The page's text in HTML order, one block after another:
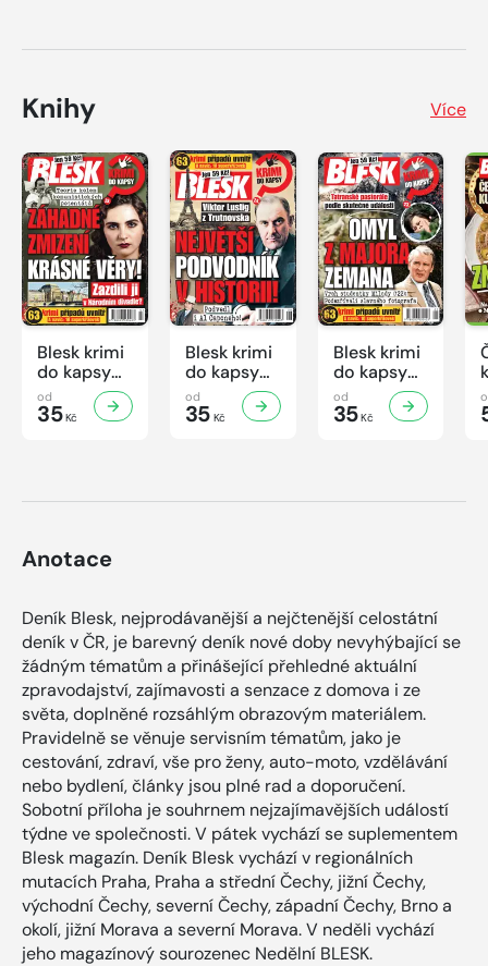
Knihy Více
Blesk krimi
do kapsy
č.7/2026
od
35Kč
Blesk krimi
do kapsy
č.6/2026
od
35Kč
Blesk krimi
do kapsy
č.5/2026
od
35Kč
Anotace
Deník Blesk, nejprodávanější a nejčtenější celostátní
deník v ČR, je barevný deník nové doby nevyhýbající se
žádným tématům a přinášející přehledné aktuální
zpravodajství, zajímavosti a senzace z domova i ze
světa, doplněné rozsáhlým obrazovým materiálem.
Pravidelně se věnuje servisním tématům, jako je
cestování, zdraví, vše pro ženy, auto-moto, vzdělávání
nebo bydlení, články jsou plné rad a doporučení.
Sobotní příloha je souhrnem nejzajímavějších událostí
týdne ve společnosti. V pátek vychází se suplementem
Blesk magazín. Deník Blesk vychází v regionálních
mutacích Praha, Praha a střední Čechy, jižní Čechy,
východní Čechy, severní Čechy, západní Čechy, Brno a
okolí, jižní Morava a severní Morava. V neděli vychází
jeho magazínový sourozenec Nedělní BLESK.